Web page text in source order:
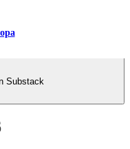
Substack